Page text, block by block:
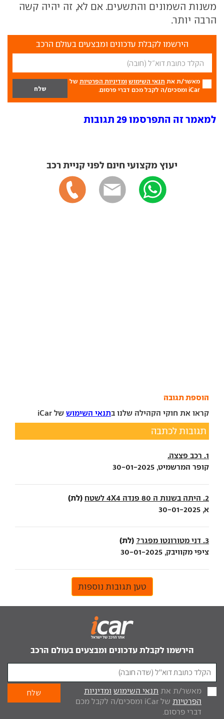
משנות השמונים והתשעים. אם לא, זה יהיה קשה
הרבה יותר.
הירשמו לקבלת עדכונים ומבצעים בעולם הרכב
מאשר/ת את תנאי השימוש ומדיניות הפרטיות של
iCar ומסכים/ה לקבל מכם דברי פרסום.
למאמר זה התפרסמו 29 תגובות
יעוץ מקצועי חינם לפני קניית רכב
הוספת תגובה
קראו את חוקי הקהילה שלנו בתנאי השימוש של iCar
תגובות לכתבה
1. רכב פצצה.
קופר המרשמיט, 30-01-2025
2. היתה בשנות ה 80 פנדה 4X4 לשטח (לת)
א, 30-01-2025
3. דני מטורונטו מפגר? (לת)
ציפי מקוויבק, 30-01-2025
טען תגובות נוספות
הירשמו לקבלת עדכונים ומבצעים בעולם הרכב
מאשר/ת את תנאי השימוש ומדיניות
הפרטיות
של iCar ומסכים/ה לקבל מכם
דברי פרסום.